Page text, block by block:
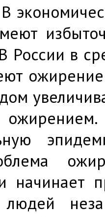
России в
начинает